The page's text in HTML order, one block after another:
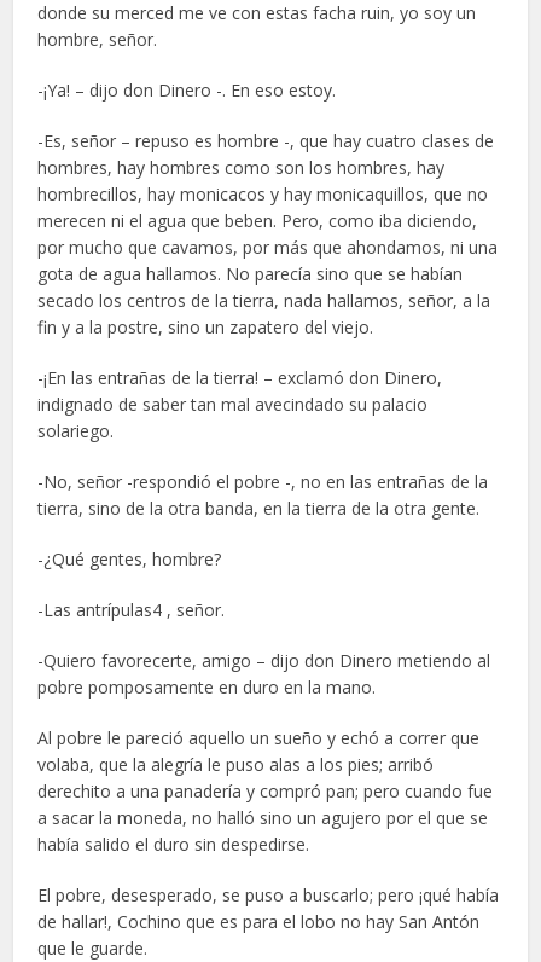
donde su merced me ve con estas facha ruin, yo soy un
hombre, señor.
-¡Ya! – dijo don Dinero -. En eso estoy.
-Es, señor – repuso es hombre -, que hay cuatro clases de
hombres, hay hombres como son los hombres, hay
hombrecillos, hay monicacos y hay monicaquillos, que no
merecen ni el agua que beben. Pero, como iba diciendo,
por mucho que cavamos, por más que ahondamos, ni una
gota de agua hallamos. No parecía sino que se habían
secado los centros de la tierra, nada hallamos, señor, a la
fin y a la postre, sino un zapatero del viejo.
-¡En las entrañas de la tierra! – exclamó don Dinero,
indignado de saber tan mal avecindado su palacio
solariego.
-No, señor -respondió el pobre -, no en las entrañas de la
tierra, sino de la otra banda, en la tierra de la otra gente.
-¿Qué gentes, hombre?
-Las antrípulas4 , señor.
-Quiero favorecerte, amigo – dijo don Dinero metiendo al
pobre pomposamente en duro en la mano.
Al pobre le pareció aquello un sueño y echó a correr que
volaba, que la alegría le puso alas a los pies; arribó
derechito a una panadería y compró pan; pero cuando fue
a sacar la moneda, no halló sino un agujero por el que se
había salido el duro sin despedirse.
El pobre, desesperado, se puso a buscarlo; pero ¡qué había
de hallar!, Cochino que es para el lobo no hay San Antón
que le guarde.